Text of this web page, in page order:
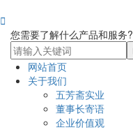

您需要了解什么产品和服务?
网站首页
关于我们
五芳斋实业
董事长寄语
企业价值观